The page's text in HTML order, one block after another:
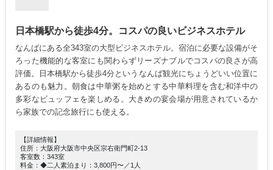
日本橋駅から徒歩4分。コスパの良いビジネスホテル
なんばにある全343室の大型ビジネスホテル。宿泊に必要な設備がそ
ろった機能的な客室にも関わらずリーズナブルでコスパの良さが高
評価。日本橋駅から徒歩4分というなんば観光にちょうどいい位置に
あるのも魅力。朝食は中華粥を始めとする中華料理を含む和洋中の
多彩なビュッフェを楽しめる。大きめの宴会場が用意されているか
ら家族での記念旅行にも使える。
【詳細情報】
住所：大阪府大阪市中央区宗右衛門町2-13
客室数：343室
料金：◆二人素泊まり：3,800円〜／1人